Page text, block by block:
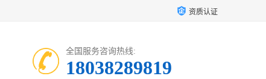
资质认证
全国服务咨询热线:
18038289819